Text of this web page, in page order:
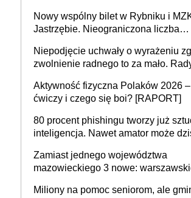
Nowy wspólny bilet w Rybniku i
Jastrzębie. Nieograniczona liczba
Niepodjęcie uchwały o wyrażeniu
zwolnienie radnego to za mało.
rozstrzygać sprawy
Aktywność fizyczna Polaków 2026
ćwiczy i czego się boi? [RAPORT]
80 procent phishingu tworzy już
inteligencja. Nawet amator może
Zamiast jednego województwa
mazowieckiego 3 nowe:
Europie nie ma tak dużych jednostek
Miliony na pomoc seniorom, ale